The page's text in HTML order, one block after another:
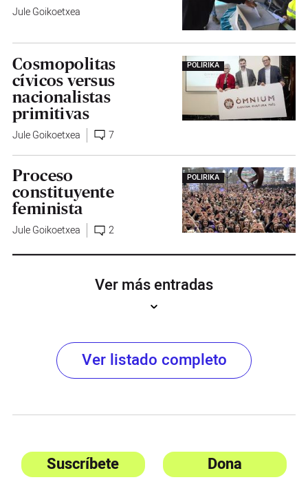
Jule Goikoetxea
POLIRIKA
Cosmopolitas
cívicos versus
nacionalistas
primitivas
Jule Goikoetxea 7
POLIRIKA
Proceso
constituyente
feminista
Jule Goikoetxea 2
Ver más entradas
Ver listado completo
Suscríbete Dona